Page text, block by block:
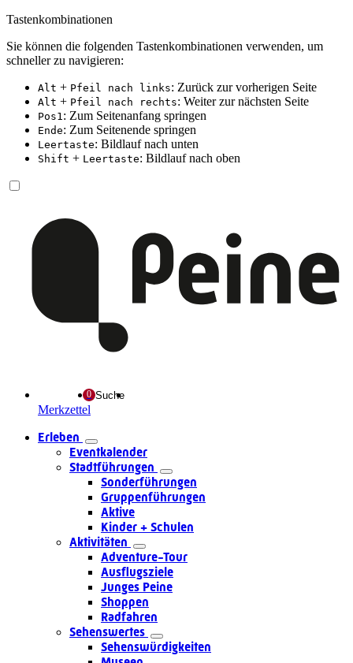
Tastenkombinationen
Sie können die folgenden Tastenkombinationen verwenden, um
schneller zu navigieren:
Alt + Pfeil nach links: Zurück zur vorherigen Seite
Alt + Pfeil nach rechts: Weiter zur nächsten Seite
Pos1: Zum Seitenanfang springen
Ende: Zum Seitenende springen
Leertaste: Bildlauf nach unten
Shift + Leertaste: Bildlauf nach oben
Merkzettel
Suche
Erleben
Eventkalender
Stadtführungen
Sonderführungen
Gruppenführungen
Aktive
Kinder + Schulen
Aktivitäten
Adventure-Tour
Ausflugsziele
Junges Peine
Shoppen
Radfahren
Sehenswertes
Sehenswürdigkeiten